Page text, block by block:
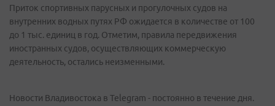
Приток спортивных парусных и прогулочных судов на
внутренних водных путях РФ ожидается в количестве от 100
до 1 тыс. единиц в год. Отметим, правила передвижения
иностранных судов, осуществляющих коммерческую
деятельность, остались неизменными.
Новости Владивостока в Telegram - постоянно в течение дня.